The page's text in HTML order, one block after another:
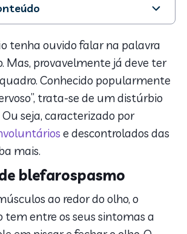
lo?
blefarospasmo
tenha ouvido falar na palavra
Mas, provavelmente já deve ter
Conhecido popularmente
trata-se de um distúrbio
seja, caracterizado por
e descontrolados das
mais.
blefarospasmo
ao redor do olho, o
tem entre os seus sintomas a